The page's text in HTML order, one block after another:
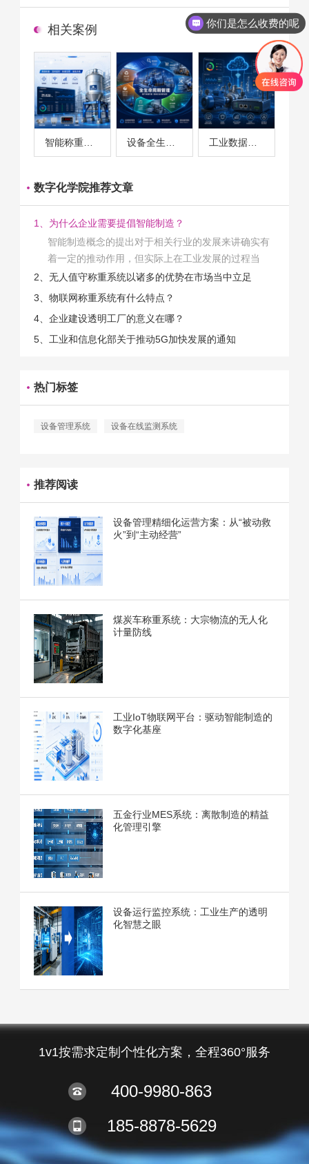
相关案例
智能称重系统案例 工业数据采集与设备监控案例
数字化学院推荐文章
1、为什么企业需要提倡智能制造？
智能制造概念的提出对于相关行业的发展来讲确实有
着一定的推动作用，但实际上在工业发展的过程当
中，能够推动相关产业发展的具体结束是非常的多
的。那么为什么企业一定需要...
2、无人值守称重系统以诸多的优势在市场当中立足
3、物联网称重系统有什么特点？
4、企业建设透明工厂的意义在哪？
5、工业和信息化部关于推动5G加快发展的通知
热门标签
设备管理系统 设备在线监测系统
推荐阅读
设备管理精细化运营方案：从“被动救
火”到“主动经营”
煤炭车称重系统：大宗物流的无人化
计量防线
工业IoT物联网平台：驱动智能制造的
数字化基座
五金行业MES系统：离散制造的精益
化管理引擎
设备运行监控系统：工业生产的透明
化智慧之眼
1v1按需求定制个性化方案，全程360°服务
400-9980-863
185-8878-5629
你们是怎么收费的呢